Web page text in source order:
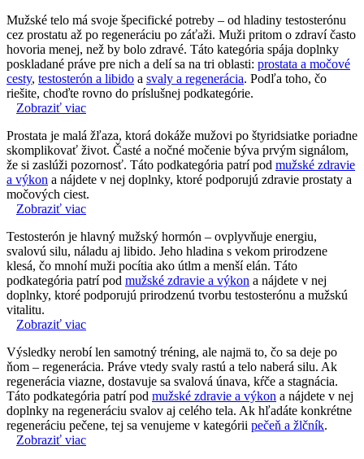
Mužské telo má svoje špecifické potreby – od hladiny testosterónu
cez prostatu až po regeneráciu po záťaži. Muži pritom o zdraví často
hovoria menej, než by bolo zdravé. Táto kategória spája doplnky
poskladané práve pre nich a delí sa na tri oblasti: prostata a močové
cesty, testosterón a libido a svaly a regenerácia. Podľa toho, čo
riešite, choďte rovno do príslušnej podkategórie.
Zobraziť viac
Prostata je malá žľaza, ktorá dokáže mužovi po štyridsiatke poriadne
skomplikovať život. Časté a nočné močenie býva prvým signálom,
že si zaslúži pozornosť. Táto podkategória patrí pod mužské zdravie
a výkon a nájdete v nej doplnky, ktoré podporujú zdravie prostaty a
močových ciest.
Zobraziť viac
Testosterón je hlavný mužský hormón – ovplyvňuje energiu,
svalovú silu, náladu aj libido. Jeho hladina s vekom prirodzene
klesá, čo mnohí muži pocítia ako útlm a menší elán. Táto
podkategória patrí pod mužské zdravie a výkon a nájdete v nej
doplnky, ktoré podporujú prirodzenú tvorbu testosterónu a mužskú
vitalitu.
Zobraziť viac
Výsledky nerobí len samotný tréning, ale najmä to, čo sa deje po
ňom – regenerácia. Práve vtedy svaly rastú a telo naberá silu. Ak
regenerácia viazne, dostavuje sa svalová únava, kŕče a stagnácia.
Táto podkategória patrí pod mužské zdravie a výkon a nájdete v nej
doplnky na regeneráciu svalov aj celého tela. Ak hľadáte konkrétne
regeneráciu pečene, tej sa venujeme v kategórii pečeň a žlčník.
Zobraziť viac